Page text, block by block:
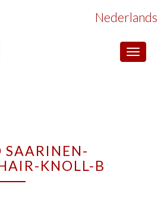
Toggle
Nederlands
SAARINEN-
KNOLL-B